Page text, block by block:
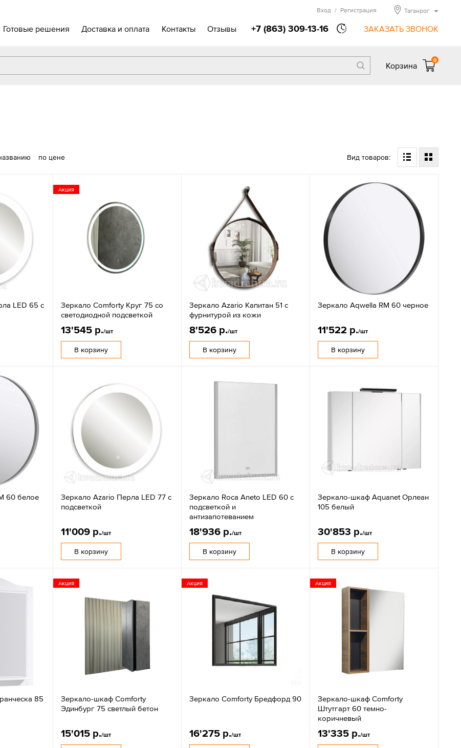
Готовые решения Доставка и оплата Контакты Отзывы +7 (863) 309-13-16 ЗАКАЗАТЬ ЗВОНОК
Вход / Регистрация Таганрог
Корзина
0
по цене Вид товаров:
LED 65 с
Акция
Зеркало Comforty Круг 75 со
светодиодной подсветкой
13'545 р./шт
В корзину
Зеркало Azario Капитан 51 с
фурнитурой из кожи
8'526 р./шт
В корзину
Зеркало Aqwella RM 60 черное
11'522 р./шт
В корзину
60 белое
Зеркало Azario Перла LED 77 с
подсветкой
11'009 р./шт
В корзину
Зеркало Roca Aneto LED 60 с
подсветкой и
антизапотеванием
18'936 р./шт
В корзину
Зеркало-шкаф Aquanet Орлеан
105 белый
30'853 р./шт
В корзину
85
Акция
Зеркало-шкаф Comforty
Эдинбург 75 светлый бетон
15'015 р./шт
Акция
Зеркало Comforty Бредфорд 90
16'275 р./шт
Акция
Зеркало-шкаф Comforty
Штутгарт 60 темно-
коричневый
13'335 р./шт